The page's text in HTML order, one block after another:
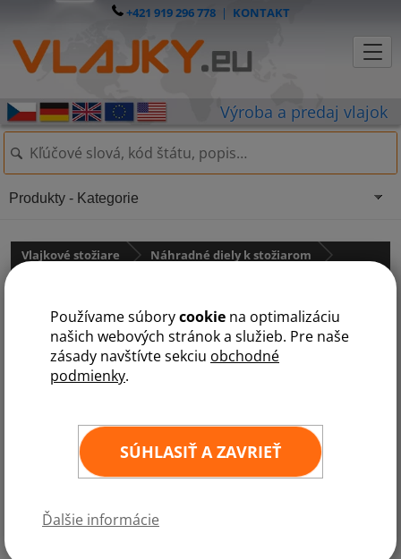
Používame súborycookie na optimalizáciu
našich webových stránok a služieb. Pre naše
zásady navštívte sekciu obchodné
podmienky.
SÚHLASIŤ A ZAVRIEŤ
Ďalšie informácie
+421 919 296 778| KONTAKT
Vlajkové stožiare
Náhradné diely k stožiarom
Pevná pätka
Produkty - Kategorie